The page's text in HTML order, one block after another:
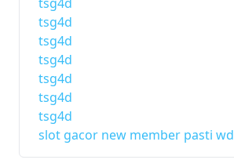
tsg4d
tsg4d
tsg4d
tsg4d
tsg4d
tsg4d
slot gacor new member pasti wd